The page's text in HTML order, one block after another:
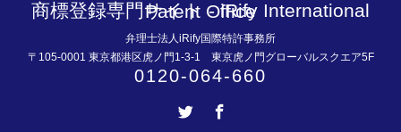
商標登録専門サイト - iRify International Patent Office
弁理士法人iRify国際特許事務所
〒105-0001 東京都港区虎ノ門1-3-1 東京虎ノ門グローバルスクエア5F
0120-064-660